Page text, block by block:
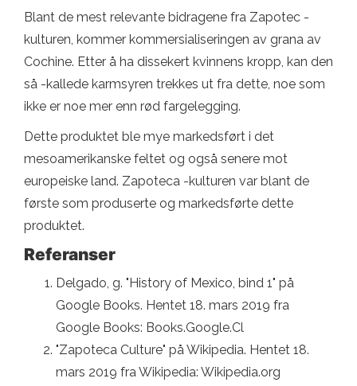
Blant de mest relevante bidragene fra Zapotec -
kulturen, kommer kommersialiseringen av grana av
Cochine. Etter å ha dissekert kvinnens kropp, kan den
så -kallede karmsyren trekkes ut fra dette, noe som
ikke er noe mer enn rød fargelegging.
Dette produktet ble mye markedsført i det
mesoamerikanske feltet og også senere mot
europeiske land. Zapoteca -kulturen var blant de
første som produserte og markedsførte dette
produktet.
Referanser
Delgado, g. "History of Mexico, bind 1" på
Google Books. Hentet 18. mars 2019 fra
Google Books: Books.Google.Cl
"Zapoteca Culture" på Wikipedia. Hentet 18.
mars 2019 fra Wikipedia: Wikipedia.org